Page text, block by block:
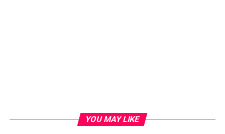
YOU MAY LIKE